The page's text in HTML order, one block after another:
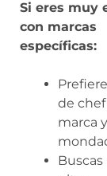
Si eres muy
con marcas
específicas:
de
marca y
Buscas